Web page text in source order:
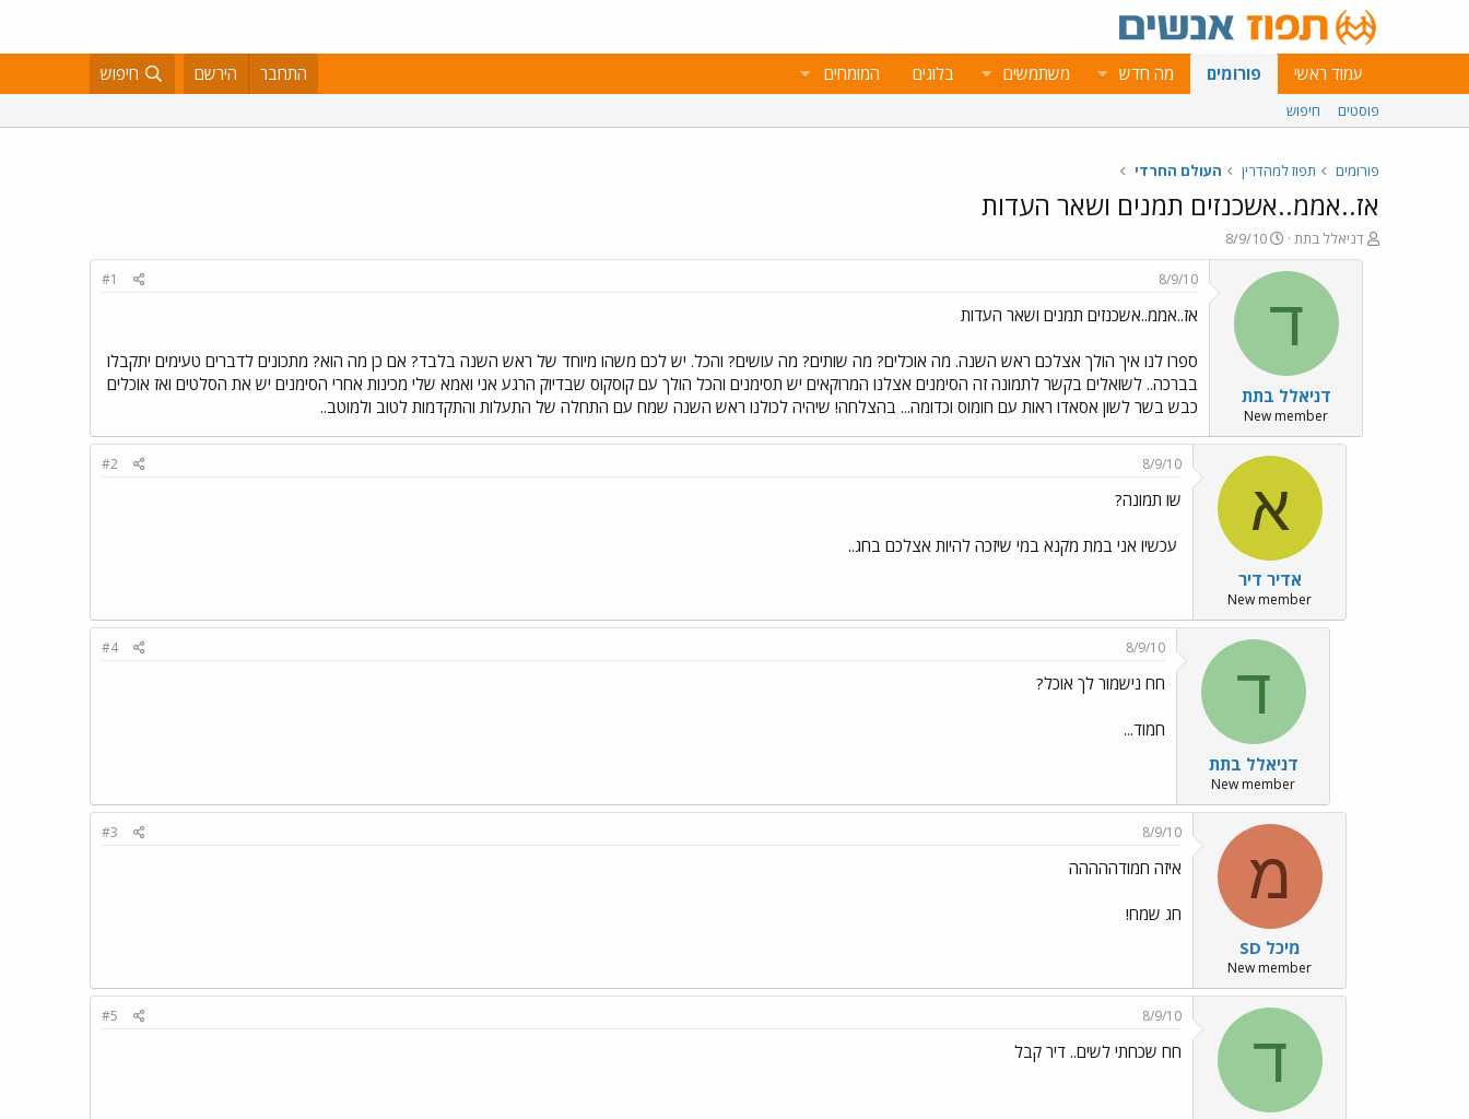
עמוד ראשי פורומים מה חדש משתמשים בלוגים המומחים התחבר הירשם חיפוש
פוסטים חיפוש
פורומים תפוז למהדרין העולם החרדי
אז..אממ..אשכנזים תמנים ושאר העדות
פ
ו
דניאלל בתת
פ
ו
ר
א
ר
י
ך
8/9/10
ד
דניאלל בתת
New member
8/9/10
#1
אז..אממ..אשכנזים תמנים ושאר העדות
ספרו לנו איך הולך אצלכם ראש השנה. מה אוכלים? מה שותים? מה עושים? והכל. יש לכם משהו מיוחד של ראש השנה בלבד? אם כן מה הוא? מתכונים לדברים טעימים יתקבלו
בברכה.. לשואלים בקשר לתמונה זה הסימנים אצלנו המרוקאים יש תסימנים והכל הולך עם קוסקוס שבדיוק הרגע אני ואמא שלי מכינות אחרי הסימנים יש את הסלטים ואז אוכלים
כבש בשר לשון אסאדו ראות עם חומוס וכדומה... בהצלחה! שיהיה לכולנו ראש השנה שמח עם התחלה של התעלות והתקדמות לטוב ולמוטב..
א
אדיר דיר
New member
8/9/10
#2
שו תמונה?
‏ עכשיו אני במת מקנא במי שיזכה להיות אצלכם בחג..
ד
דניאלל בתת
New member
8/9/10
#4
חח נישמור לך אוכל?
חמוד...
מ
מיכל SD
New member
8/9/10
#3
איזה חמודההההה
חג שמח!
ד
8/9/10
#5
חח שכחתי לשים.. דיר קבל